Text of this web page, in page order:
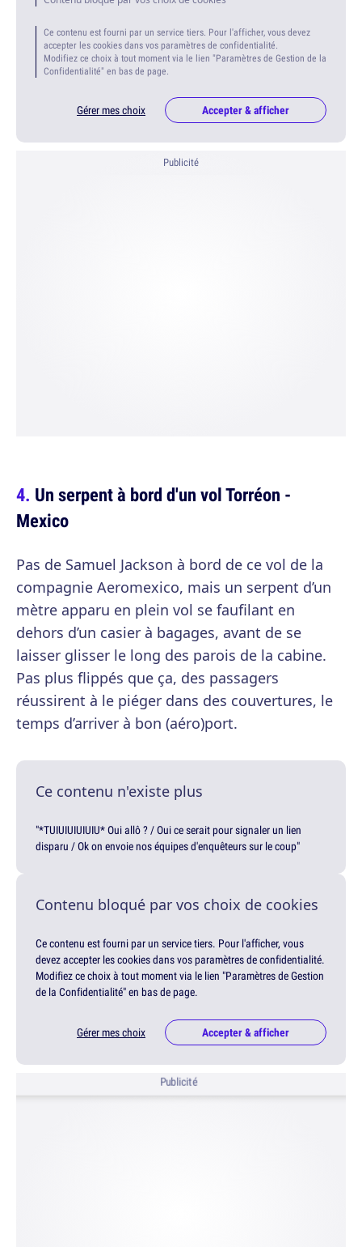
Ce contenu est fourni par un service tiers. Pour l'afficher, vous devez
accepter les cookies dans vos paramètres de confidentialité.
Modifiez ce choix à tout moment via le lien "Paramètres de Gestion de la
Confidentialité" en bas de page.
Gérer mes choix Accepter & afficher
Publicité
Un serpent à bord d'un vol Torréon -
Mexico
Pas de Samuel Jackson à bord de ce vol de la
compagnie Aeromexico, mais un serpent d’un
mètre apparu en plein vol se faufilant en
dehors d’un casier à bagages, avant de se
laisser glisser le long des parois de la cabine.
Pas plus flippés que ça, des passagers
réussirent à le piéger dans des couvertures, le
temps d’arriver à bon (aéro)port.
Ce contenu n'existe plus
"*TUIUIUIUIUIU* Oui allô ? / Oui ce serait pour signaler un lien
disparu / Ok on envoie nos équipes d'enquêteurs sur le coup"
Contenu bloqué par vos choix de cookies
Ce contenu est fourni par un service tiers. Pour l'afficher, vous
devez accepter les cookies dans vos paramètres de confidentialité.
Modifiez ce choix à tout moment via le lien "Paramètres de Gestion
de la Confidentialité" en bas de page.
Gérer mes choix Accepter & afficher
Publicité